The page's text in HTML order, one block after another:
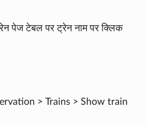
पेज टेबल पर ट्रेन नाम पर क्लिक
> Trains > Show train